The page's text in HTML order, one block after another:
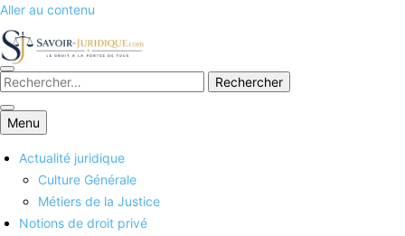
Aller au contenu
Savoirs juridiques
Menu
Actualité juridique
Culture Générale
Métiers de la Justice
Notions de droit privé